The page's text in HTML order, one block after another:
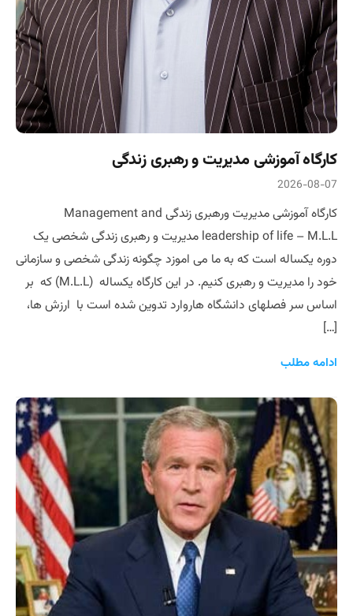
کارگاه آموزشی مدیریت و رهبری زندگی
2026-08-07
کارگاه آموزشی مدیریت ورهبری زندگی Management and
leadership of life – M.L.L مدیریت و رهبری زندگی شخصی یک
دوره یکساله است که به ما می اموزد چگونه زندگی شخصی و سازمانی
خود را مدیریت و رهبری کنیم. در این کارگاه یکساله (M.L.L) که بر
اساس سر فصلهای دانشگاه هاروارد تدوین شده است با ارزش ها،
[…]
ادامه مطلب